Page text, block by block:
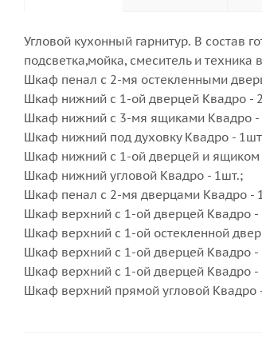
Угловой кухонный гарнитур. В состав
подсветка,мойка, смеситель и
Шкаф пенал с 2-мя остекленными
Шкаф нижний с 1-ой дверцей Квадро -
Шкаф нижний с 3-мя ящиками Квадро -
Шкаф нижний под духовку Квадро -
Шкаф нижний с 1-ой дверцей и ящиком
Шкаф нижний угловой Квадро - 1шт.;
Шкаф пенал с 2-мя дверцами Квадро -
Шкаф верхний с 1-ой дверцей Квадро -
Шкаф верхний с 1-ой остекленной
Шкаф верхний с 1-ой дверцей Квадро -
Шкаф верхний с 1-ой дверцей Квадро -
Шкаф верхний прямой угловой Квадро